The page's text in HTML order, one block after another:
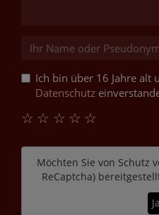
Ich bin über 16 Jahre alt
Datenschutz
☆
☆
☆
☆
☆
Möchten Sie von Schutz
ReCaptcha)
Ja